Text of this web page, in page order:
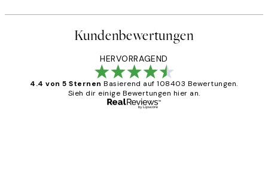
Kundenbewertungen
HERVORRAGEND
4.4 von 5 Sternen Basierend auf 108403 Bewertungen.
Sieh dir einige Bewertungen hier an.